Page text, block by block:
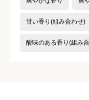
甘い香り(組み合わせ)
酸味のある香り(組み